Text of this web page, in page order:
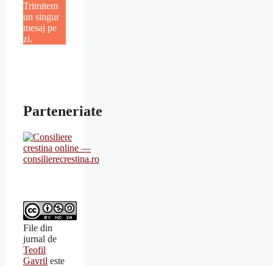
Trimitem
un singur
mesaj pe
zi.
Parteneriate
File din
jurnal de
Teofil
Gavril este